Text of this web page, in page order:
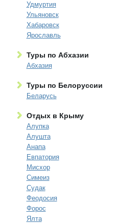
Удмуртия
Ульяновск
Хабаровск
Ярославль
Туры по Абхазии
Абхазия
Туры по Белоруссии
Беларусь
Отдых в Крыму
Алупка
Алушта
Анапа
Евпатория
Мисхор
Симеиз
Судак
Феодосия
Форос
Ялта